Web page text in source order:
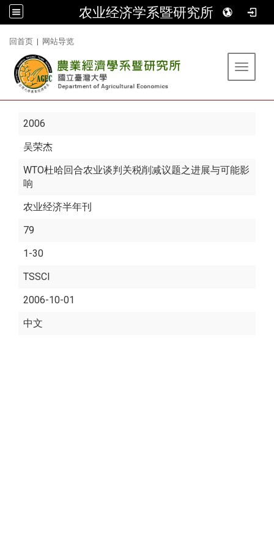
农业经济学系暨研究所
回首页 | 网站导览
Toggle
2006
吴荣杰
WTO杜哈回合农业谈判关税削减议题之进展与可能影
响
农业经济半年刊
79
1-30
TSSCI
2006-10-01
中文